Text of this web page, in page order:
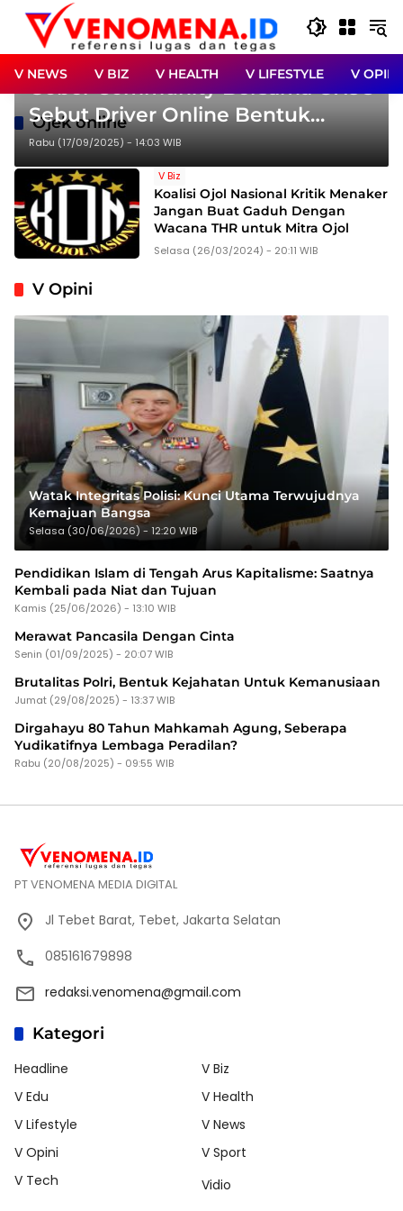
Langsung
konten
V NEWS V BIZ V HEALTH V LIFESTYLE V OPINI
Ojek online
Gober Community Bersama GN98
Sebut Driver Online Bentuk
Eksploitasi Struktural
Rabu (17/09/2025) - 14:03 WIB
V Biz
Koalisi Ojol Nasional Kritik Menaker
Jangan Buat Gaduh Dengan
Wacana THR untuk Mitra Ojol
Selasa (26/03/2024) - 20:11 WIB
V Opini
Watak Integritas Polisi: Kunci Utama Terwujudnya
Kemajuan Bangsa
Selasa (30/06/2026) - 12:20 WIB
Pendidikan Islam di Tengah Arus Kapitalisme: Saatnya
Kembali pada Niat dan Tujuan
Kamis (25/06/2026) - 13:10 WIB
Merawat Pancasila Dengan Cinta
Senin (01/09/2025) - 20:07 WIB
Brutalitas Polri, Bentuk Kejahatan Untuk Kemanusiaan
Jumat (29/08/2025) - 13:37 WIB
Dirgahayu 80 Tahun Mahkamah Agung, Seberapa
Yudikatifnya Lembaga Peradilan?
Rabu (20/08/2025) - 09:55 WIB
PT VENOMENA MEDIA DIGITAL
Jl Tebet Barat, Tebet, Jakarta Selatan
085161679898
redaksi.venomena@gmail.com
Kategori
Headline
V Biz
V Edu
V Health
V Lifestyle
V News
V Opini
V Sport
V Tech
Vidio